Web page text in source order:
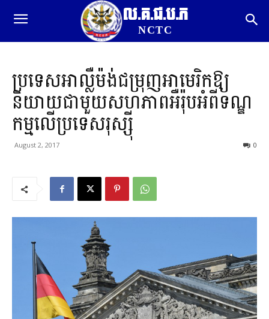
ល.គ.ជ.ប.ភ
NCTC
ប្រទេសអាល្លឺម៉ង់ជម្រុញអាមេរិកឱ្យ
និយាយជាមួយសហភាពអឺរ៉ុបអំពីទណ្ឌ
កម្មលើប្រទេសរុស្ស៊ី
August 2, 2017 0